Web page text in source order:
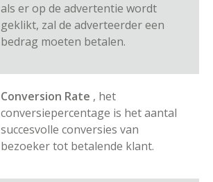
als er op de advertentie wordt
geklikt, zal de adverteerder een
bedrag moeten betalen.
Conversion Rate , het
conversiepercentage is het aantal
succesvolle conversies van
bezoeker tot betalende klant.